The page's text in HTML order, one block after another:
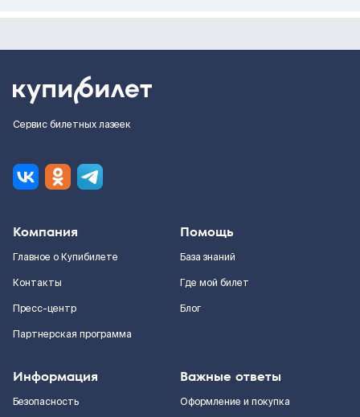
Сервис билетных лазеек
Компания
Главное о Купибилете
Контакты
Пресс-центр
Партнерская программа
Помощь
База знаний
Где мой билет
Блог
Информация
Безопасность
Важные ответы
Оформление и покупка